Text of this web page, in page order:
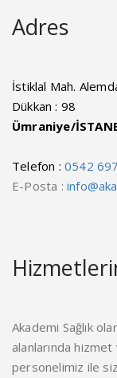
Adres
İstiklal Mah.
Dükkan : 98
Ümraniye/
Telefon : 0542
E-Posta :
Akademi Sağlık
alanlarında
personelimiz ile